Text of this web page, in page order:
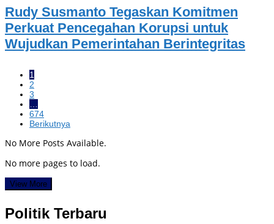
Rudy Susmanto Tegaskan Komitmen
Perkuat Pencegahan Korupsi untuk
Wujudkan Pemerintahan Berintegritas
1
2
3
…
674
Berikutnya
No More Posts Available.
No more pages to load.
View More
Politik Terbaru